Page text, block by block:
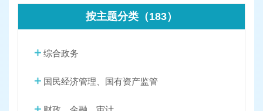
按主题分类（183）
综合政务
国民经济管理、国有资产监管